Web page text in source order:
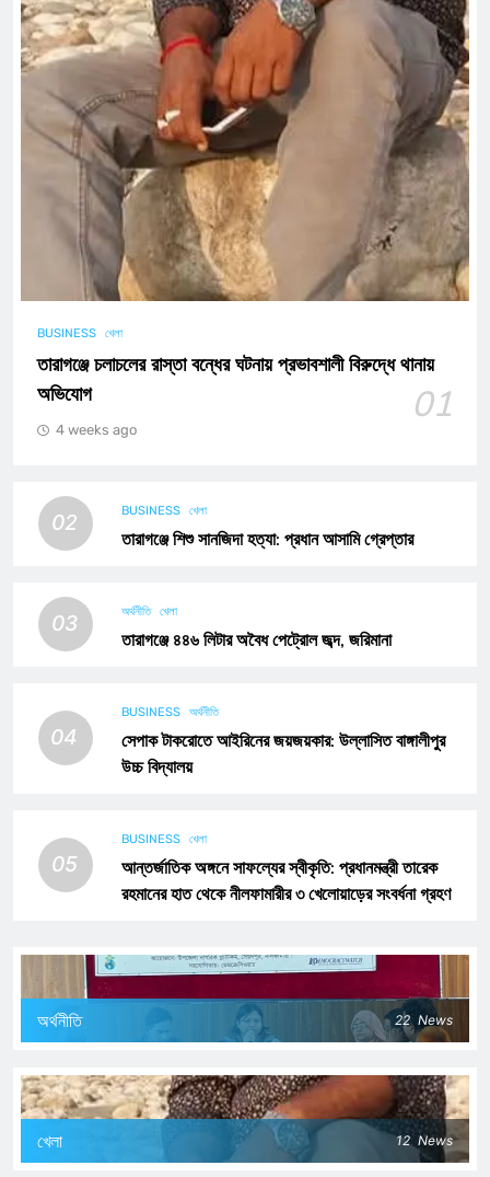
BUSINESS খেলা
তারাগঞ্জে চলাচলের রাস্তা বন্ধের ঘটনায় প্রভাবশালী বিরুদ্ধে থানায়
অভিযোগ
01
4 weeks ago
02 BUSINESS খেলা
তারাগঞ্জে শিশু সানজিদা হত্যা: প্রধান আসামি গ্রেপ্তার
03 অর্থনীতি খেলা
তারাগঞ্জে ৪৪৬ লিটার অবৈধ পেট্রোল জব্দ, জরিমানা
04
BUSINESS অর্থনীতি
সেপাক টাকরোতে আইরিনের জয়জয়কার: উল্লাসিত বাঙ্গালীপুর
উচ্চ বিদ্যালয়
05
BUSINESS খেলা
আন্তর্জাতিক অঙ্গনে সাফল্যের স্বীকৃতি: প্রধানমন্ত্রী তারেক
রহমানের হাত থেকে নীলফামারীর ৩ খেলোয়াড়ের সংবর্ধনা গ্রহণ
অর্থনীতি 22 News
খেলা 12 News